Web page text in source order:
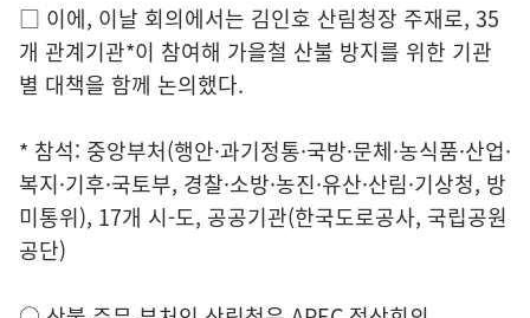
□ 이에, 이날 회의에서는 김인호 산림청장 주재로, 35
개 관계기관*이 참여해 가을철 산불 방지를 위한 기관
별 대책을 함께 논의했다.
* 참석: 중앙부처(행안·과기정통·국방·문체·농식품·산업·
복지·기후·국토부, 경찰·소방·농진·유산·산림·기상청, 방
미통위), 17개 시-도, 공공기관(한국도로공사, 국립공원
공단)